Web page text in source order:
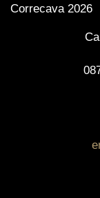
Correcava 2026